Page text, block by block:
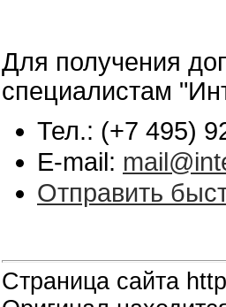
Для получения
специалистам
Тел.: (+7 495)
E-mail:
Отправить
Страница сайта